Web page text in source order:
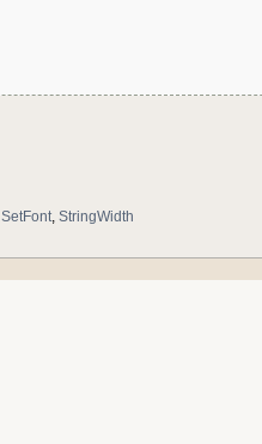
SetFont StringWidth